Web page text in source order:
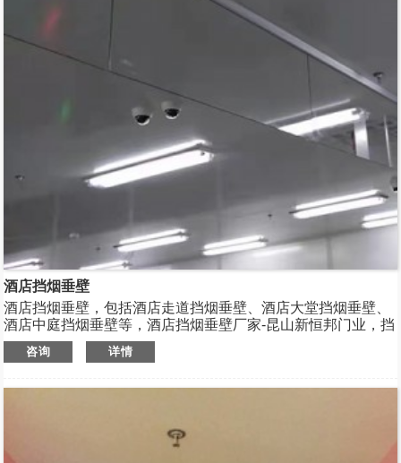
酒店挡烟垂壁
酒店挡烟垂壁，包括酒店走道挡烟垂壁、酒店大堂挡烟垂壁、
酒店中庭挡烟垂壁等，酒店挡烟垂壁厂家-昆山新恒邦门业，挡
烟垂壁规格多样，酒店玻璃挡烟垂壁、酒店走道电动挡烟垂
壁、酒店大堂防火玻璃挡烟垂壁、酒店中庭玻璃挡烟垂壁，支
咨询 详情